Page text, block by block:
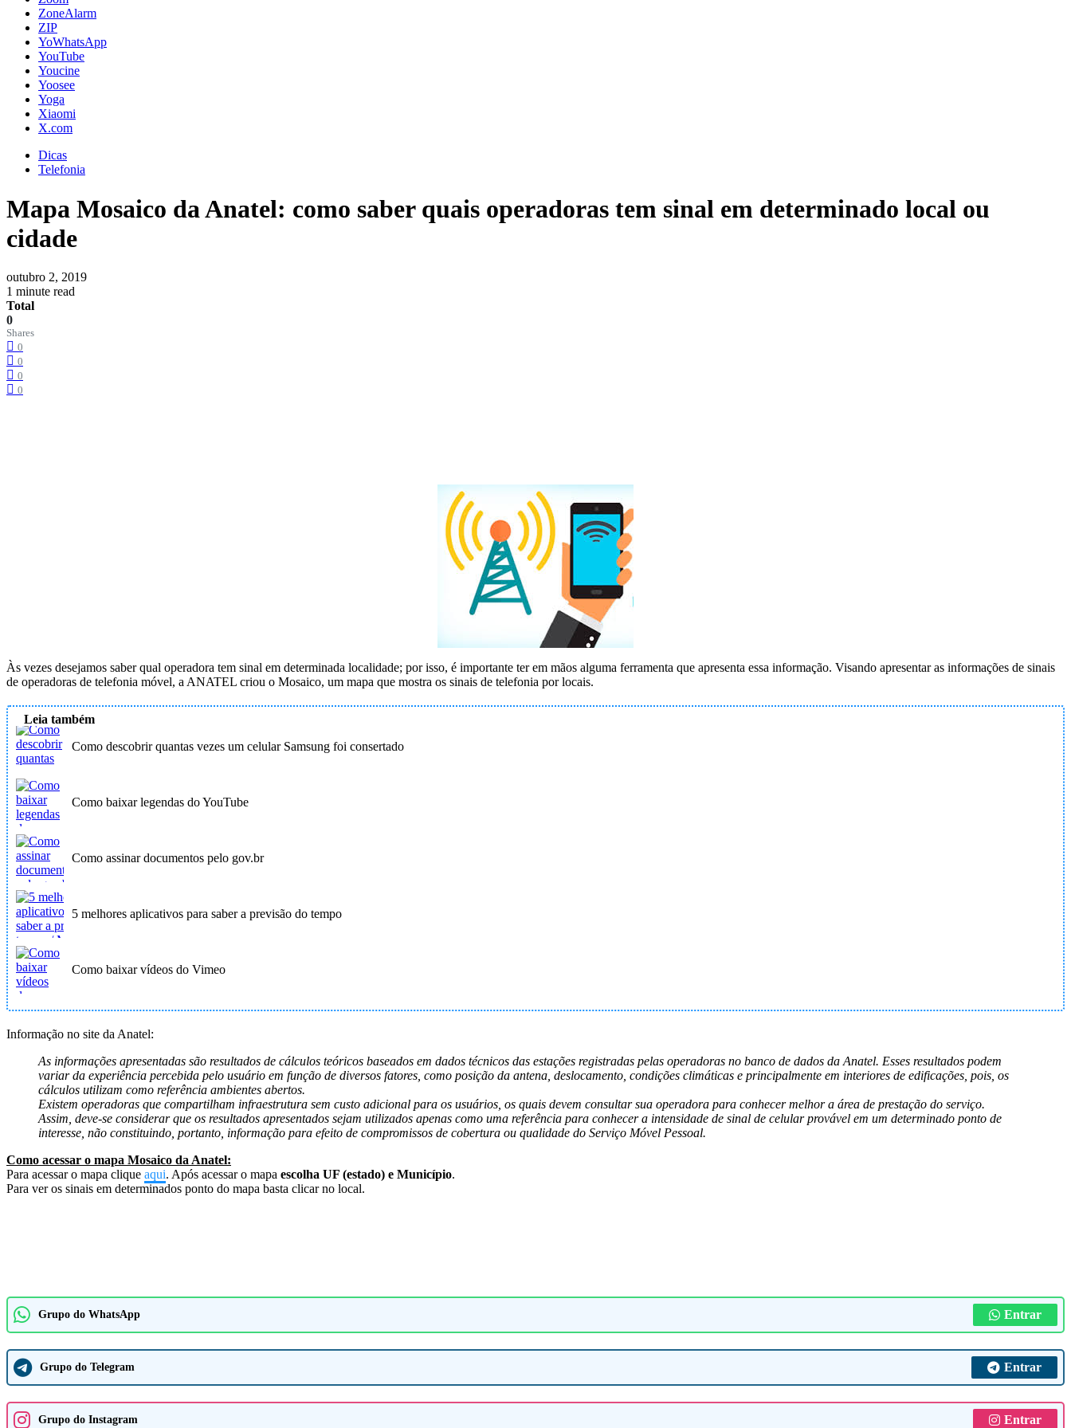
ZoneAlarm
ZIP
YoWhatsApp
YouTube
Youcine
Yoosee
Yoga
Xiaomi
X.com
Dicas
Telefonia
Mapa Mosaico da Anatel: como saber quais operadoras tem sinal em determinado local ou
cidade
outubro 2, 2019
1 minute read
Total
0
Shares
0
0
0
0
Às vezes desejamos saber qual operadora tem sinal em determinada localidade; por isso, é importante ter em mãos alguma ferramenta que apresenta essa informação. Visando apresentar as informações de sinais
de operadoras de telefonia móvel, a ANATEL criou o Mosaico, um mapa que mostra os sinais de telefonia por locais.
Leia também
Como descobrir quantas vezes um celular Samsung foi consertado
Como baixar legendas do YouTube
Como assinar documentos pelo gov.br
5 melhores aplicativos para saber a previsão do tempo
Como baixar vídeos do Vimeo
Informação no site da Anatel:
As informações apresentadas são resultados de cálculos teóricos baseados em dados técnicos das estações registradas pelas operadoras no banco de dados da Anatel. Esses resultados podem
variar da experiência percebida pelo usuário em função de diversos fatores, como posição da antena, deslocamento, condições climáticas e principalmente em interiores de edificações, pois, os
cálculos utilizam como referência ambientes abertos.
Existem operadoras que compartilham infraestrutura sem custo adicional para os usuários, os quais devem consultar sua operadora para conhecer melhor a área de prestação do serviço.
Assim, deve-se considerar que os resultados apresentados sejam utilizados apenas como uma referência para conhecer a intensidade de sinal de celular provável em um determinado ponto de
interesse, não constituindo, portanto, informação para efeito de compromissos de cobertura ou qualidade do Serviço Móvel Pessoal.
Como acessar o mapa Mosaico da Anatel:
Para acessar o mapa clique aqui. Após acessar o mapa escolha UF (estado) e Município.
Para ver os sinais em determinados ponto do mapa basta clicar no local.
Grupo do WhatsApp Entrar
Grupo do Telegram Entrar
Grupo do Instagram Entrar